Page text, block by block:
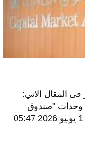
المقال الاتي:
وحدات "صندوق
التراث والآثار الوقفي", اليوم الأربعاء 1 يوليو 2026 05:47